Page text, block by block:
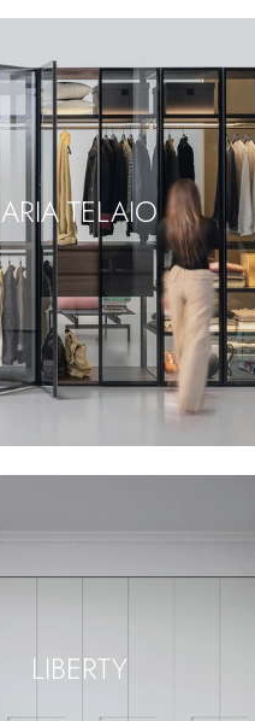
ARIA TELAIO
LIBERTY